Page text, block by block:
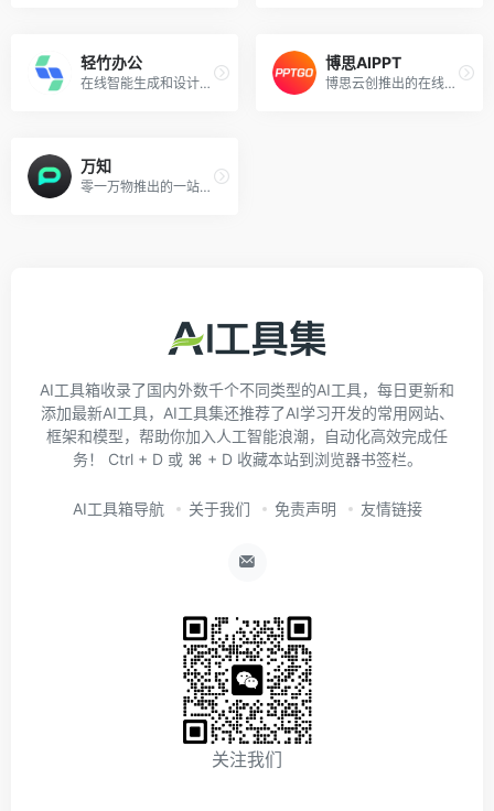
轻竹办公
在线智能生成和设计PPT的AI工具
博思AIPPT
博思云创推出的在线AI生成PPT工具
万知
零一万物推出的一站式AI文档阅读和PPT创作工作台
AI工具箱收录了国内外数千个不同类型的AI工具，每日更新和
添加最新AI工具，AI工具集还推荐了AI学习开发的常用网站、
框架和模型，帮助你加入人工智能浪潮，自动化高效完成任
务！ Ctrl + D 或 ⌘ + D 收藏本站到浏览器书签栏。
AI工具箱导航 关于我们 免责声明 友情链接
关注我们